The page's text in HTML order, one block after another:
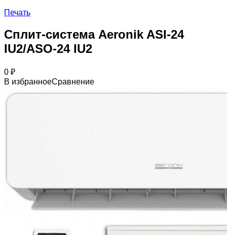
Печать
Сплит-система Aeronik ASI-24
IU2/ASO-24 IU2
0 ₽
В избранноеСравнение